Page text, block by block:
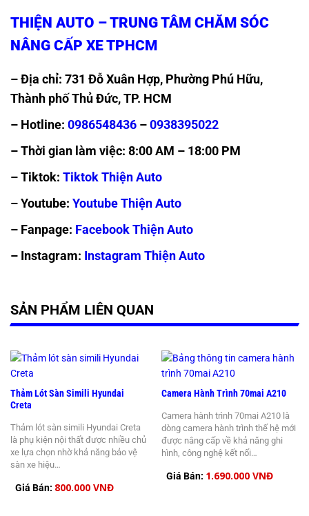
THIỆN AUTO – TRUNG TÂM CHĂM SÓC
NÂNG CẤP XE TPHCM
– Địa chỉ: 731 Đỗ Xuân Hợp, Phường Phú Hữu,
Thành phố Thủ Đức, TP. HCM
– Hotline: 0986548436 –0938395022
– Thời gian làm việc: 8:00 AM – 18:00 PM
– Tiktok: Tiktok Thiện Auto
– Youtube: Youtube Thiện Auto
– Fanpage: Facebook Thiện Auto
– Instagram: Instagram Thiện Auto
SẢN PHẨM LIÊN QUAN
Thảm Lót Sàn Simili Hyundai
Creta
Thảm lót sàn simili Hyundai Creta
là phụ kiện nội thất được nhiều chủ
xe lựa chọn nhờ khả năng bảo vệ
sàn xe hiệu…
Giá Bán: 800.000 VNĐ
Camera Hành Trình 70mai A210
Camera hành trình 70mai A210 là
dòng camera hành trình thế hệ mới
được nâng cấp về khả năng ghi
hình, công nghệ kết nối…
Giá Bán: 1.690.000 VNĐ